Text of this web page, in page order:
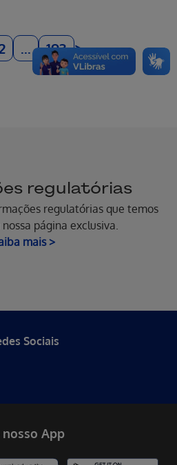
... 193 >
regulatórias
regulatórias que temos
página exclusiva.
mais
Sociais
nosso App